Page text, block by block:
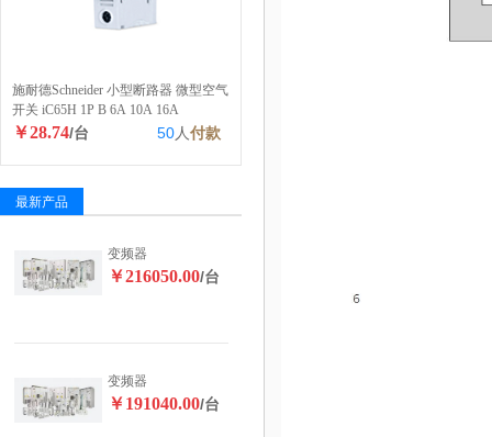
施耐德Schneider 小型断路器 微型空气
开关 iC65H 1P B 6A 10A 16A
￥28.74/台 50人付款
最新产品
变频器
￥216050.00/台
变频器
￥191040.00/台